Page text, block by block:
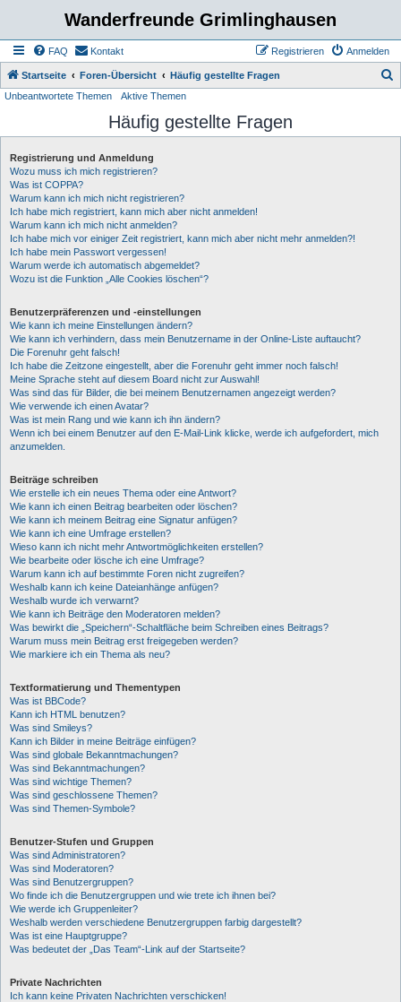
Wanderfreunde Grimlinghausen
FAQ Kontakt Anmelden
Registrieren
Startseite Foren-Übersicht Häufig gestellte Fragen
h
Unbeantwortete Themen Aktive Themen
Häufig gestellte Fragen
Registrierung und Anmeldung
Wozu muss ich mich registrieren?
Was ist COPPA?
Warum kann ich mich nicht registrieren?
Ich habe mich registriert, kann mich aber nicht anmelden!
Warum kann ich mich nicht anmelden?
Ich habe mich vor einiger Zeit registriert, kann mich aber nicht mehr anmelden?!
Ich habe mein Passwort vergessen!
Warum werde ich automatisch abgemeldet?
Wozu ist die Funktion „Alle Cookies löschen“?
Benutzerpräferenzen und -einstellungen
Wie kann ich meine Einstellungen ändern?
Wie kann ich verhindern, dass mein Benutzername in der Online-Liste auftaucht?
Die Forenuhr geht falsch!
Ich habe die Zeitzone eingestellt, aber die Forenuhr geht immer noch falsch!
Meine Sprache steht auf diesem Board nicht zur Auswahl!
Was sind das für Bilder, die bei meinem Benutzernamen angezeigt werden?
Wie verwende ich einen Avatar?
Was ist mein Rang und wie kann ich ihn ändern?
Wenn ich bei einem Benutzer auf den E-Mail-Link klicke, werde ich aufgefordert, mich
anzumelden.
Beiträge schreiben
Wie erstelle ich ein neues Thema oder eine Antwort?
Wie kann ich einen Beitrag bearbeiten oder löschen?
Wie kann ich meinem Beitrag eine Signatur anfügen?
Wie kann ich eine Umfrage erstellen?
Wieso kann ich nicht mehr Antwortmöglichkeiten erstellen?
Wie bearbeite oder lösche ich eine Umfrage?
Warum kann ich auf bestimmte Foren nicht zugreifen?
Weshalb kann ich keine Dateianhänge anfügen?
Weshalb wurde ich verwarnt?
Wie kann ich Beiträge den Moderatoren melden?
Was bewirkt die „Speichern“-Schaltfläche beim Schreiben eines Beitrags?
Warum muss mein Beitrag erst freigegeben werden?
Wie markiere ich ein Thema als neu?
Textformatierung und Thementypen
Was ist BBCode?
Kann ich HTML benutzen?
Was sind Smileys?
Kann ich Bilder in meine Beiträge einfügen?
Was sind globale Bekanntmachungen?
Was sind Bekanntmachungen?
Was sind wichtige Themen?
Was sind geschlossene Themen?
Was sind Themen-Symbole?
Benutzer-Stufen und Gruppen
Was sind Administratoren?
Was sind Moderatoren?
Was sind Benutzergruppen?
Wo finde ich die Benutzergruppen und wie trete ich ihnen bei?
Wie werde ich Gruppenleiter?
Weshalb werden verschiedene Benutzergruppen farbig dargestellt?
Was ist eine Hauptgruppe?
Was bedeutet der „Das Team“-Link auf der Startseite?
Private Nachrichten
Ich kann keine Privaten Nachrichten verschicken!